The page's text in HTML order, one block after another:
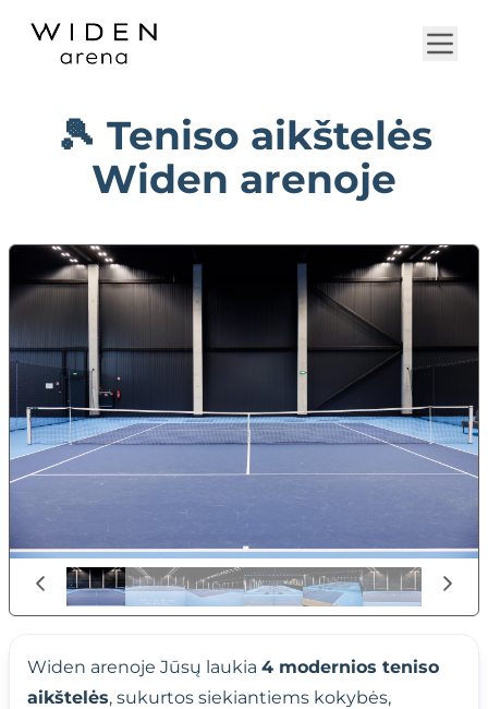
🎾 Teniso aikštelės
Widen arenoje
Widen arenoje Jūsų laukia 4 modernios teniso
aikštelės, sukurtos siekiantiems kokybės,